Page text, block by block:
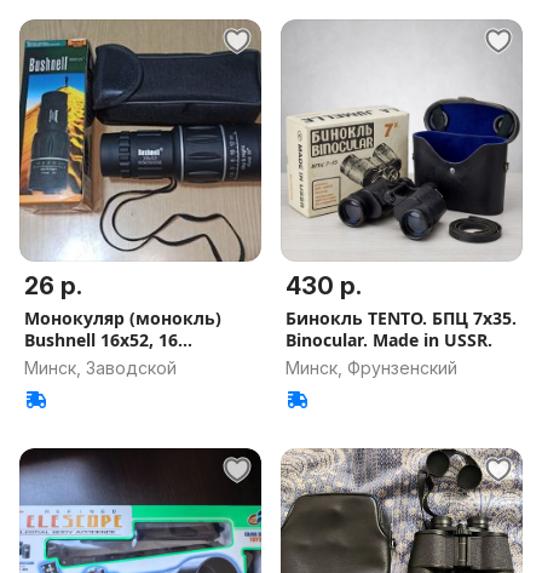
26 р.
Монокуляр (монокль)
Bushnell 16x52, 16
кратный зум
Минск, Заводской
430 р.
Бинокль TENTO. БПЦ 7х35.
Binocular. Made in USSR.
Минск, Фрунзенский